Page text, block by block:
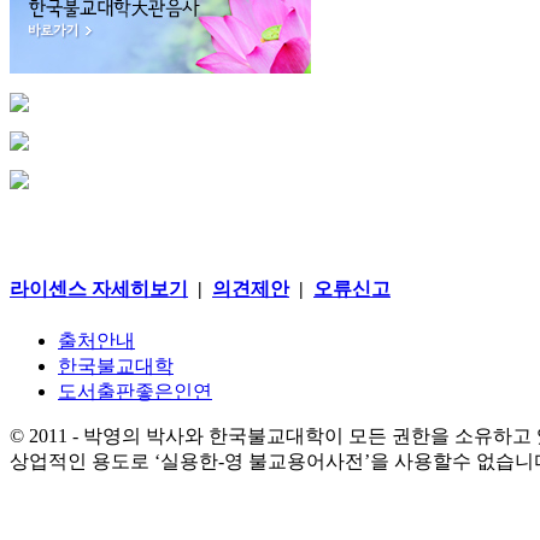
라이센스 자세히보기 | 의견제안| 오류신고
출처안내
한국불교대학
도서출판좋은인연
© 2011 - 박영의 박사와 한국불교대학이 모든 권한을 소유하고
상업적인 용도로 ‘실용한-영 불교용어사전’을 사용할수 없습니